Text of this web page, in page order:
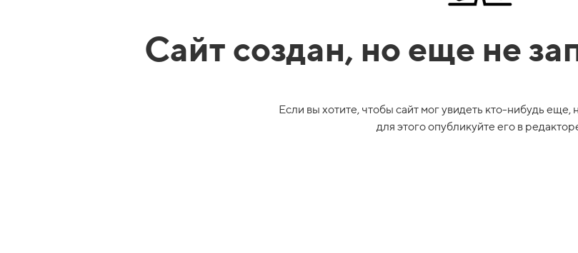
Сайт создан, но еще не
Если вы хотите, чтобы сайт мог увидеть кто-нибудь еще,
для этого опубликуйте его в